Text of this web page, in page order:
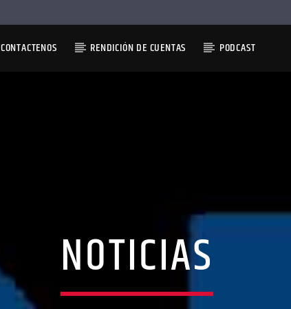
CONTACTENOS RENDICIÓN DE CUENTAS PODCAST
NOTICIAS